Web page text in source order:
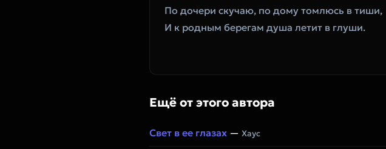
‎По дочери скучаю, по дому томлюсь в тиши,
‎И к родным берегам душа летит в глуши.
Ещё от этого автора
Свет в ее глазах — Хаус